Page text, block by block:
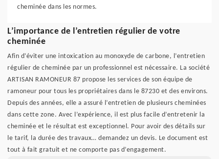
cheminée dans les normes.
L’importance de l’entretien régulier de votre
cheminée
Afin d’éviter une intoxication au monoxyde de carbone, l’entretien
régulier de cheminée par un professionnel est nécessaire. La société
ARTISAN RAMONEUR 87 propose les services de son équipe de
ramoneur pour tous les propriétaires dans le 87230 et des environs.
Depuis des années, elle a assuré l’entretien de plusieurs cheminées
dans cette zone. Avec l’expérience, il est plus facile d’entretenir la
cheminée et le résultat est exceptionnel. Pour avoir des détails sur
le tarif, la durée des travaux… demandez un devis. Le document est
tout à fait gratuit et ne comporte pas d’engagement.